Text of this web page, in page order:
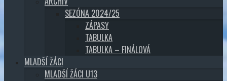
SEZÓNA 2024/25
ZÁPASY
TABULKA
TABULKA – FINÁLOVÁ
MLADŠÍ ŽÁCI
MLADŠÍ ŽÁCI U13